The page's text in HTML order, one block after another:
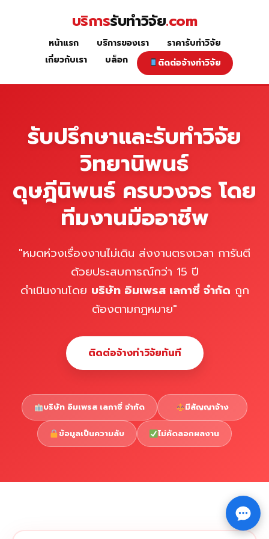
หน้าแรก
Copyright © 2026 รับทำวิจัย รับทำวิทยานิพนธ์ รับทำ⇧
บริการรับทำวิจัย.com
หน้าแรก บริการของเรา
ราคารับทำวิจัย
เกี่ยวกับเรา
บล็อก ติดต่อจ้างทำวิจัย
รับปรึกษาและรับทำวิจัย
วิทยานิพนธ์
ดุษฎีนิพนธ์ ครบวงจร โดย
ทีมงานมืออาชีพ
"หมดห่วงเรื่องงานไม่เดิน ส่งงานตรงเวลา การันตี
ด้วยประสบการณ์กว่า 15 ปี
ดำเนินงานโดย บริษัท อิมเพรส เลกาซี่ จำกัด ถูก
ต้องตามกฎหมาย"
ติดต่อจ้างทำวิจัยทันที
บริษัท อิมเพรส เลกาซี่ จำกัด มีสัญญาจ้าง
ข้อมูลเป็นความลับ ไม่คัดลอกผลงาน